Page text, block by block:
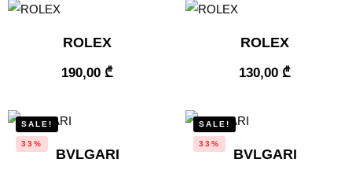
ROLEX
190,00 ₾
ROLEX
130,00 ₾
SALE!
33%
BVLGARI
SALE!
33%
BVLGARI